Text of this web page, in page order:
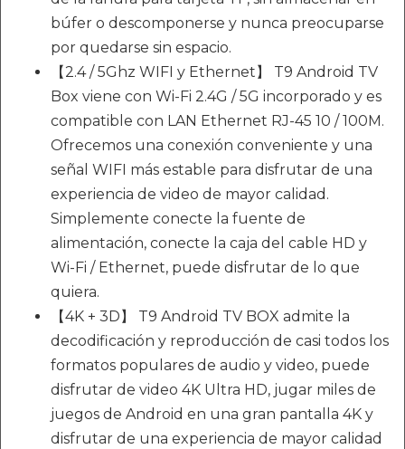
búfer o descomponerse y nunca preocuparse
por quedarse sin espacio.
【2.4 / 5Ghz WIFI y Ethernet】 T9 Android TV
Box viene con Wi-Fi 2.4G / 5G incorporado y es
compatible con LAN Ethernet RJ-45 10 / 100M.
Ofrecemos una conexión conveniente y una
señal WIFI más estable para disfrutar de una
experiencia de video de mayor calidad.
Simplemente conecte la fuente de
alimentación, conecte la caja del cable HD y
Wi-Fi / Ethernet, puede disfrutar de lo que
quiera.
【4K + 3D】 T9 Android TV BOX admite la
decodificación y reproducción de casi todos los
formatos populares de audio y video, puede
disfrutar de video 4K Ultra HD, jugar miles de
juegos de Android en una gran pantalla 4K y
disfrutar de una experiencia de mayor calidad